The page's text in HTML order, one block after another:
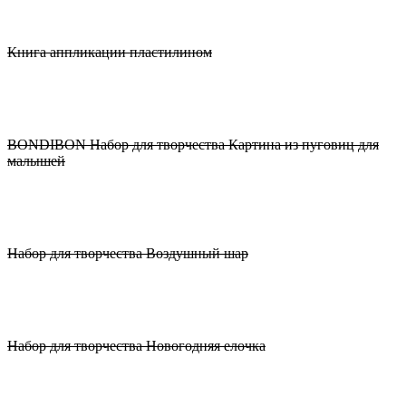
Книга аппликации пластилином
BONDIBON Набор для творчества Картина из пуговиц для
малышей
Набор для творчества Воздушный шар
Набор для творчества Новогодняя елочка